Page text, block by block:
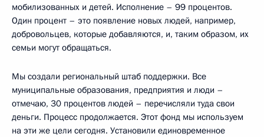
мобилизованных и детей. Исполнение – 99 процентов.
Один процент – это появление новых людей, например,
добровольцев, которые добавляются, и, таким образом, их
семьи могут обращаться.
Мы создали региональный штаб поддержки. Все
муниципальные образования, предприятия и люди –
отмечаю, 30 процентов людей – перечисляли туда свои
деньги. Процесс продолжается. Этот фонд мы используем
на эти же цели сегодня. Установили единовременное